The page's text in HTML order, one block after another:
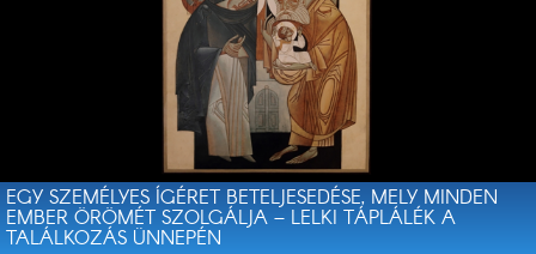
EGY SZEMÉLYES ÍGÉRET BETELJESEDÉSE, MELY MINDEN
EMBER ÖRÖMÉT SZOLGÁLJA – LELKI TÁPLÁLÉK A
TALÁLKOZÁS ÜNNEPÉN